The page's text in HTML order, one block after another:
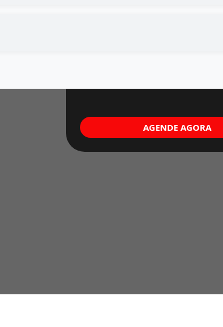
AGENDE AGORA